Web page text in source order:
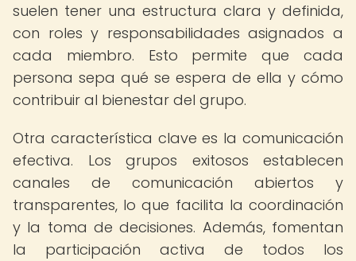
suelen tener una estructura clara y definida,
con roles y responsabilidades asignados a
cada miembro. Esto permite que cada
persona sepa qué se espera de ella y cómo
contribuir al bienestar del grupo.
Otra característica clave es la comunicación
efectiva. Los grupos exitosos establecen
canales de comunicación abiertos y
transparentes, lo que facilita la coordinación
y la toma de decisiones. Además, fomentan
la participación activa de todos los